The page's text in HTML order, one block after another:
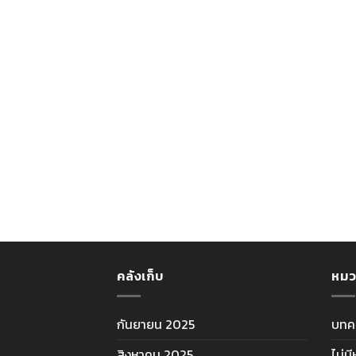
คลังเก็บ
กันยายน 2025
หม
บท